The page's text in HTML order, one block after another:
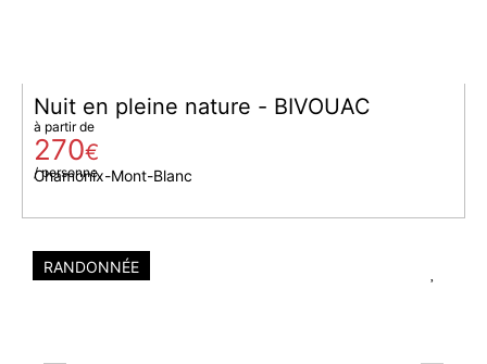
Nuit en pleine nature - BIVOUAC
Chamonix-Mont-Blanc
à partir de
270€
/ personne
RANDONNÉE